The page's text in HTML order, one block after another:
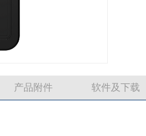
产品附件 软件及下载